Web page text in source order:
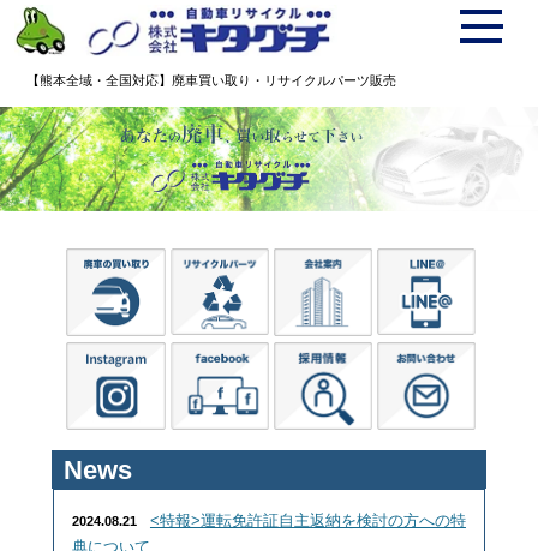
【熊本全域・全国対応】廃車買い取り・リサイクルパーツ販売
News
2024.08.21
<特報>運転免許証自主返納を検討の方への特
典について